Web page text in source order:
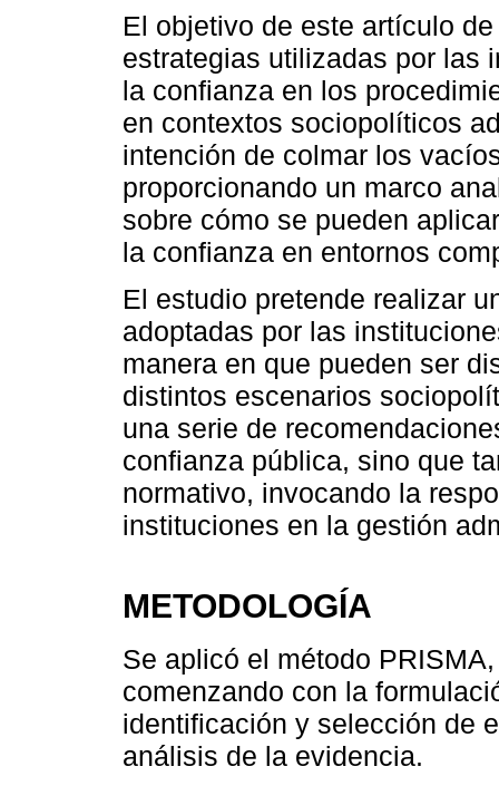
El objetivo de este artículo
estrategias utilizadas por las
la confianza en los
en contextos sociopolíticos
intención de colmar los
proporcionando un marco
sobre cómo se pueden
la confianza en entornos
El estudio pretende realizar
adoptadas por las
manera en que pueden ser
distintos escenarios
una serie de
confianza pública, sino que
normativo, invocando la
instituciones en la gestión
METODOLOGÍA
Se aplicó el método
comenzando con la
identificación y selección de
análisis de la evidencia.